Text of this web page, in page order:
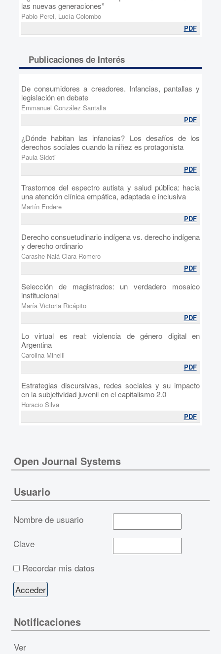
las nuevas generaciones”
Pablo Perel, Lucía Colombo
PDF
Publicaciones de Interés
De consumidores a creadores. Infancias, pantallas y
legislación en debate
Emmanuel González Santalla
PDF
¿Dónde habitan las infancias? Los desafíos de los
derechos sociales cuando la niñez es protagonista
Paula Sidoti
PDF
Trastornos del espectro autista y salud pública: hacia
una atención clínica empática, adaptada e inclusiva
Martín Endere
PDF
Derecho consuetudinario indígena vs. derecho indígena
y derecho ordinario
Carashe Nalá Clara Romero
PDF
Selección de magistrados: un verdadero mosaico
institucional
María Victoria Ricápito
PDF
Lo virtual es real: violencia de género digital en
Argentina
Carolina Minelli
PDF
Estrategias discursivas, redes sociales y su impacto
en la subjetividad juvenil en el capitalismo 2.0
Horacio Silva
PDF
Open Journal Systems
Usuario
Nombre de usuario
Clave
Recordar mis datos
Notificaciones
Ver